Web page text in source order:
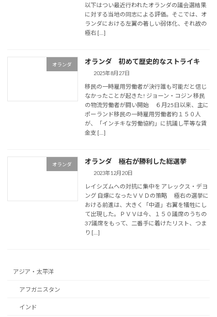
以下はつい最近行われたオランダの議会選結果
に対する当地の同志による評価。そこでは、オ
ランダにおける左翼の著しい弱体化、それ故の
極右 […]
オランダ オランダ 初めて歴史的なストライキ
2025年8月27日
移民の一時雇用労働者が決行誰も可能だと信じ
なかったことが起きた! ジョーン・コジン 移民
の物流労働者が闘い開始 ６月25日以来、主に
ポーランド移民の一時雇用労働者約１５０人
が、「インチキな労働協約」に抗議し平等な賃
金支 […]
オランダ オランダ 極右が勝利した総選挙
2023年12月20日
レイシズムへの対抗に集中を アレックス・デヨ
ング 自爆になったＶＶＤの策略 極右の選挙に
おける前進は、大きく「中道」右翼を犠牲にし
て出現した。ＰＶＶは今、１５０議席のうちの
37議席をもって、二番手に着けたリスト、つま
り […]
アジア・太平洋
アフガニスタン
インド